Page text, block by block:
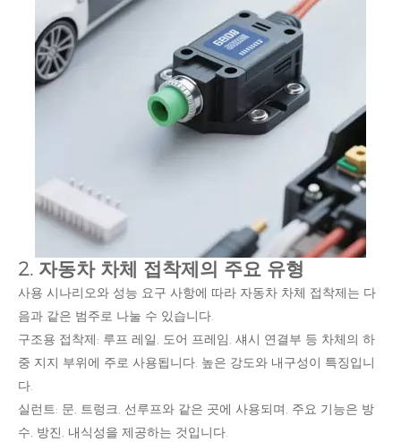
2. 자동차 차체 접착제의 주요 유형
사용 시나리오와 성능 요구 사항에 따라 자동차 차체 접착제는 다
음과 같은 범주로 나눌 수 있습니다.
구조용 접착제: 루프 레일, 도어 프레임, 섀시 연결부 등 차체의 하
중 지지 부위에 주로 사용됩니다. 높은 강도와 ​​내구성이 특징입니
다.
실런트: 문, 트렁크, 선루프와 같은 곳에 사용되며, 주요 기능은 방
수, 방진, 내식성을 제공하는 것입니다.